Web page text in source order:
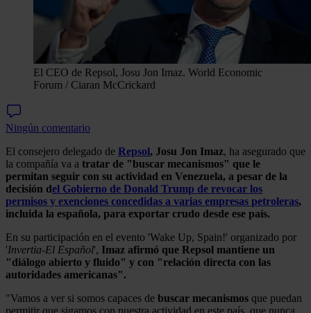
El CEO de Repsol, Josu Jon Imaz. World Economic
Forum / Ciaran McCrickard
Ningún comentario
El consejero delegado de Repsol, Josu Jon Imaz, ha asegurado que
la compañía va a tratar de "buscar mecanismos" que le
permitan seguir con su actividad en Venezuela, a pesar de la
decisión del Gobierno de Donald Trump de revocar los
permisos y exenciones concedidas a varias empresas petroleras,
incluida la española, para exportar crudo desde ese país.
En su participación en el evento 'Wake Up, Spain!' organizado por
'Invertia-El Español', Imaz afirmó que Repsol mantiene un
"diálogo abierto y fluido" y con "relación directa con las
autoridades americanas".
"Vamos a ver si somos capaces de buscar mecanismos que puedan
permitir que sigamos con nuestra actividad en este país, que nunca